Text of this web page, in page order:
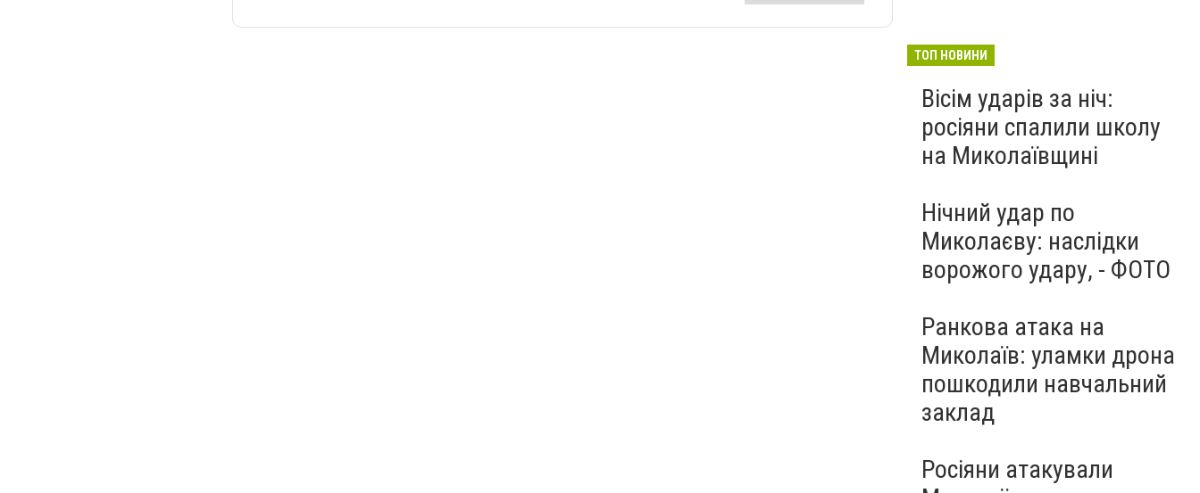
Миколаєві 2026: шукаємо
перезавантаження
ПАРТНЕРСЬКИЙ СПЕЦПРОЄКТ
Вчора
ТОП НОВИНИ
Вісім ударів за ніч:
росіяни спалили школу
на Миколаївщині
Нічний удар по
Миколаєву: наслідки
ворожого удару, - ФОТО
Ранкова атака на
Миколаїв: уламки дрона
пошкодили навчальний
заклад
Росіяни атакували